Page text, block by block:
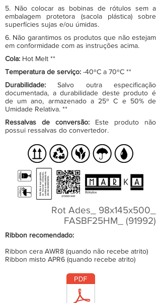
5. Não colocar as bobinas de rótulos sem a
embalagem protetora (sacola plástica) sobre
superfícies sujas e/ou úmidas.
6. Não garantimos os produtos que não estejam
em conformidade com as instruções acima.
Cola: Hot Melt **
Temperatura de serviço: -40ºC a 70ºC **
Durabilidade:Salvo outra especificação
documentada, a durabilidade deste produto é
de um ano, armazenado a 25º C e 50% de
Umidade Relativa. **
Ressalvas de conversão: Este produto não
possui ressalvas do convertedor.
Rot Ades_ 98x145x500_
FASBF25HM_ (91992)
Ribbon recomendado:
Ribbon cera AWR8 (quando não recebe atrito)
Ribbon misto APR6 (quando recebe atrito)